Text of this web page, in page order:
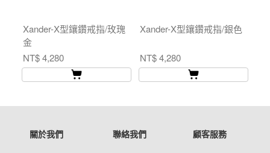
Xander-X型鑲鑽戒指/玫瑰
金
NT$ 4,280
Xander-X型鑲鑽戒指/銀色
NT$ 4,280
關於我們 聯絡我們 顧客服務